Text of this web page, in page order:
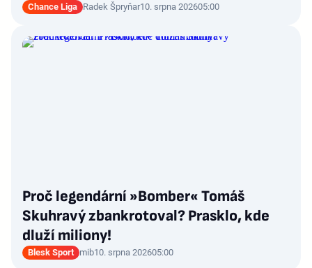
Chance Liga Radek Špryňar10. srpna 202605:00
Proč legendární »Bomber« Tomáš
Skuhravý zbankrotoval? Prasklo, kde
dluží miliony!
Blesk Sport mib10. srpna 202605:00